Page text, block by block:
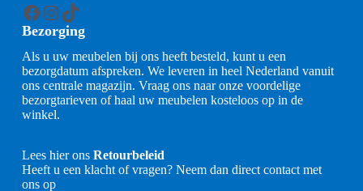
Facebook
Instagram
TikTok
Bezorging
Als u uw meubelen bij ons heeft besteld, kunt u een
bezorgdatum afspreken. We leveren in heel Nederland vanuit
ons centrale magazijn. Vraag ons naar onze voordelige
bezorgtarieven of haal uw meubelen kosteloos op in de
winkel.
Lees hier ons Retourbeleid
Heeft u een klacht of vragen? Neem dan direct contact met
ons op